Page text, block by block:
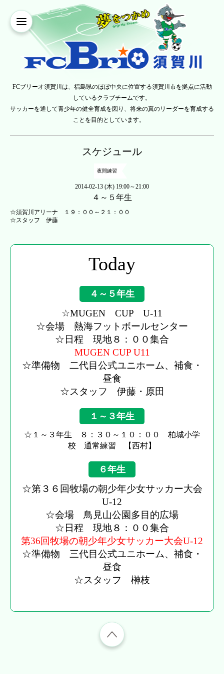
FCブリーオ須賀川は、福島県のほぼ中央に位置する須賀川市を拠点に活動
しているクラブチームです。
サッカーを通して青少年の健全育成を図り、将来の真のリーダーを育成する
ことを目的としています。
スケジュール
夜間練習
2014-02-13 (木) 19:00～21:00
４～５年生
☆須賀川アリーナ １９：００～２１：００
☆スタッフ 伊藤
Today
４～５年生
☆MUGEN CUP U-11
☆会場 熱海フットボールセンター
☆日程 現地８：００集合
MUGEN CUP U11
☆準備物 二代目公式ユニホーム、補食・
昼食
☆スタッフ 伊藤・原田
１～３年生
☆１～３年生 ８：３０～１０：００ 柏城小学
校 通常練習 【西村】
６年生
☆第３６回牧場の朝少年少女サッカー大会
U-12
☆会場 鳥見山公園多目的広場
☆日程 現地８：００集合
第36回牧場の朝少年少女サッカー大会U-12
☆準備物 三代目公式ユニホーム、補食・
昼食
☆スタッフ 榊枝